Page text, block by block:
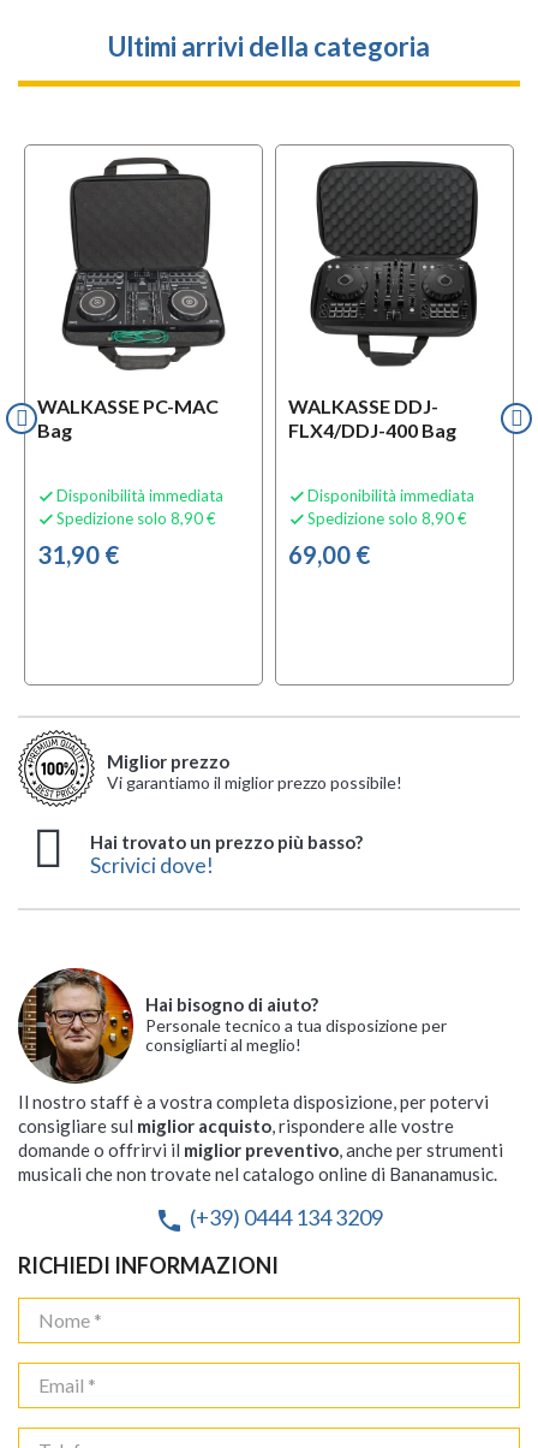
Ultimi arrivi della categoria
WALKASSE PC-MAC
Bag
 Disponibilità immediata
 Spedizione solo 8,90 €
31,90 €
WALKASSE DDJ-
FLX4/DDJ-400 Bag
 Disponibilità immediata
 Spedizione solo 8,90 €
69,00 €
Miglior prezzo
Vi garantiamo il miglior prezzo possibile!
Hai trovato un prezzo più basso?
Scrivici dove!
Hai bisogno di aiuto?
Personale tecnico a tua disposizione per
consigliarti al meglio!
Il nostro staff è a vostra completa disposizione, per potervi
consigliare sul miglior acquisto, rispondere alle vostre
domande o offrirvi il miglior preventivo, anche per strumenti
musicali che non trovate nel catalogo online di Bananamusic.
phone (+39) 0444 134 3209
RICHIEDI INFORMAZIONI